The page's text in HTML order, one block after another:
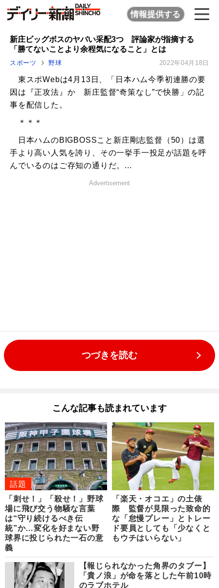
情報提供する
新庄ビッグボスのヤバい采配3つ 評論家が指摘する
「勝てないことより余程気になること」とは
スポーツ 野球 2022年04月18日
東スポWebは4月13日、「日本ハム今季初連勝の要
因は『正攻法』か 新庄監督“奇策なし”で快勝」の記
事を配信した。
＊＊＊
日本ハムのBIGBOSSこと新庄剛志監督（50）は選
手より高い人気を誇り、その一挙手一投足が話題を呼
んでいるのはご存知の通りだ。...
Advertisement
つづきを読む
こんな記事も読まれています
話題
「刺せ！」「殺せ！」野球
場に飛び交う物騒な言葉
は“守り続けるべき伝
統”か…変化を好まない野
球界に投じられた一石の意
義
「楽天・オコエ」の土俵
際 監督が見限った致命的
な「怠慢プレー」とトレー
ド要員としても「少なくと
もウチはいらない」
【報じられなかった角界のタブー】
「貴ノ浪」が命を落とした午前10時
のラブホテル